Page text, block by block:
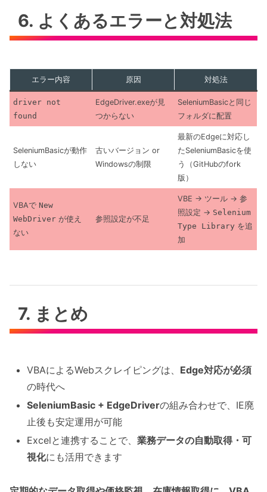
6. よくあるエラーと対処法
エラー内容 原因 対処法
driver not
found
EdgeDriver.exeが見
つからない
SeleniumBasicと同じ
フォルダに配置
SeleniumBasicが動作
しない
古いバージョン or
Windowsの制限
最新のEdgeに対応し
たSeleniumBasicを使
う（GitHubのfork
版）
VBAで New
WebDriver が使え
ない
参照設定が不足
VBE → ツール → 参
照設定 → Selenium
Type Library を追
加
7. まとめ
VBAによるWebスクレイピングは、 Edge対応が必須
の時代へ
SeleniumBasic + EdgeDriverの組み合わせで、IE廃
止後も安定運用が可能
Excelと連携することで、業務データの自動取得・可
視化にも活用できます